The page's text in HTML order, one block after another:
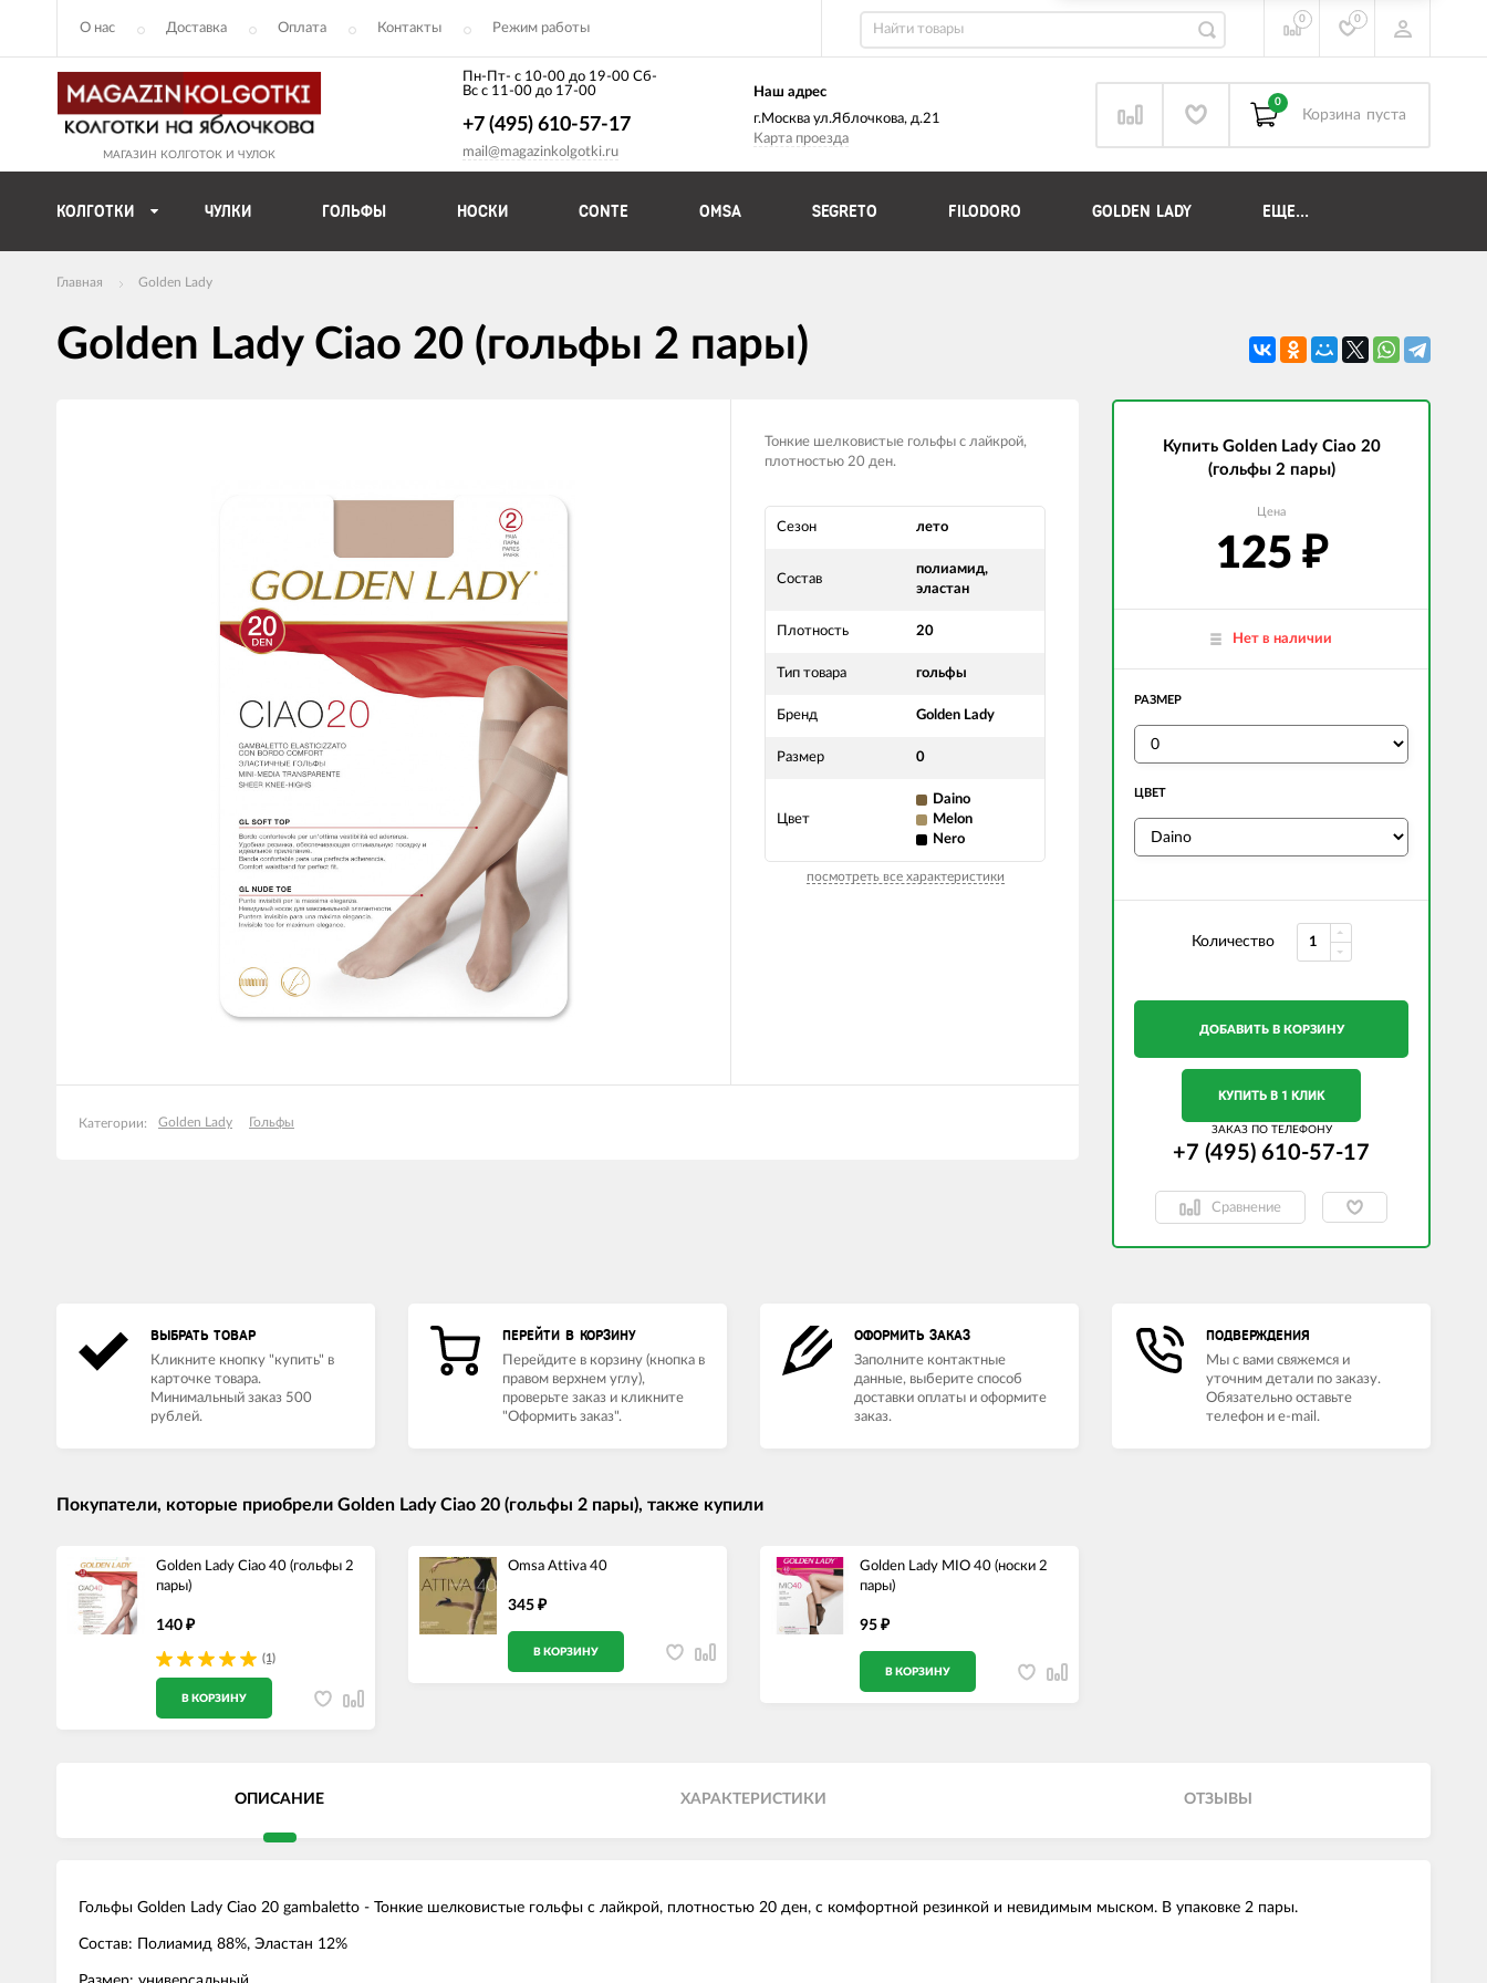
О нас Доставка Оплата Контакты Режим работы
0 0
МАГАЗИН КОЛГОТОК И ЧУЛОК
Пн-Пт- с 10-00 до 19-00 Сб-
Вс с 11-00 до 17-00
+7 (495) 610-57-17
mail@magazinkolgotki.ru
Наш адрес
г.Москва ул.Яблочкова, д.21
Карта проезда
0
Корзина пуста
КОЛГОТКИ ЧУЛКИ ГОЛЬФЫ НОСКИ CONTE OMSA SEGRETO FILODORO GOLDEN LADY ЕЩЕ...
Главная Golden Lady
Golden Lady Ciao 20 (гольфы 2 пары)
Тонкие шелковистые гольфы с лайкрой,
плотностью 20 ден.
Сезон лето
Состав
полиамид,
эластан
Плотность 20
Тип товара гольфы
Бренд Golden Lady
Размер 0
Цвет
Daino
Melon
Nero
посмотреть все характеристики
Категории: Golden Lady Гольфы
Купить Golden Lady Ciao 20
(гольфы 2 пары)
Цена
125 ₽
Нет в наличии
РАЗМЕР
ЦВЕТ
Количество
ДОБАВИТЬ В КОРЗИНУ
КУПИТЬ В 1 КЛИК
ЗАКАЗ ПО ТЕЛЕФОНУ
+7 (495) 610-57-17
Сравнение
ВЫБРАТЬ ТОВАР
Кликните кнопку "купить" в
карточке товара.
Минимальный заказ 500
рублей.
ПЕРЕЙТИ В КОРЗИНУ
Перейдите в корзину (кнопка в
правом верхнем углу),
проверьте заказ и кликните
"Оформить заказ".
ОФОРМИТЬ ЗАКАЗ
Заполните контактные
данные, выберите способ
доставки оплаты и оформите
заказ.
ПОДВЕРЖДЕНИЯ
Мы с вами свяжемся и
уточним детали по заказу.
Обязательно оставьте
телефон и e-mail.
Покупатели, которые приобрели Golden Lady Ciao 20 (гольфы 2 пары), также купили
Golden Lady Ciao 40 (гольфы 2
пары)
140 ₽
(1)
В КОРЗИНУ
Omsa Attiva 40
345 ₽
В КОРЗИНУ
Golden Lady MIO 40 (носки 2
пары)
95 ₽
В КОРЗИНУ
ОПИСАНИЕ ХАРАКТЕРИСТИКИ ОТЗЫВЫ
Гольфы Golden Lady Ciao 20 gambaletto - Тонкие шелковистые гольфы с лайкрой, плотностью 20 ден, с комфортной резинкой и невидимым мыском. В упаковке 2 пары.
Состав: Полиамид 88%, Эластан 12%